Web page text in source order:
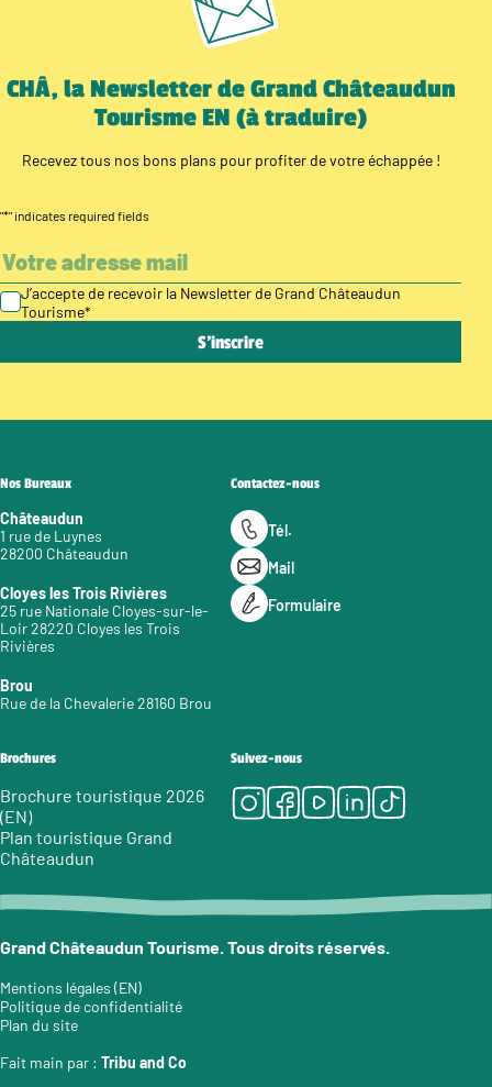
CHÂ, la Newsletter de Grand Châteaudun
Tourisme EN (à traduire)
Recevez tous nos bons plans pour profiter de votre échappée !
"*" indicates required fields
J’accepte de recevoir la Newsletter de Grand Châteaudun
Tourisme*
Nos Bureaux
Châteaudun
1 rue de Luynes
28200 Châteaudun
Cloyes les Trois Rivières
25 rue Nationale Cloyes-sur-le-
Loir 28220 Cloyes les Trois
Rivières
Brou
Rue de la Chevalerie 28160 Brou
Contactez-nous
Tél.
Mail
Formulaire
Brochures
Brochure touristique 2026
(EN)
Plan touristique Grand
Châteaudun
Suivez-nous
Instagram
Facebook
Youtube
LinkedIn
Tiktok
Grand Châteaudun Tourisme. Tous droits réservés.
Mentions légales (EN)
Politique de confidentialité
Plan du site
Fait main par : Tribu and Co